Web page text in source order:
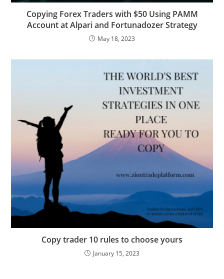
Copying Forex Traders with $50 Using PAMM
Account at Alpari and Fortunadozer Strategy
May 18, 2023
Copy trader 10 rules to choose yours
January 15, 2023